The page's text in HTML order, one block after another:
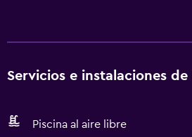
Servicios e instalaciones de
Piscina al aire libre